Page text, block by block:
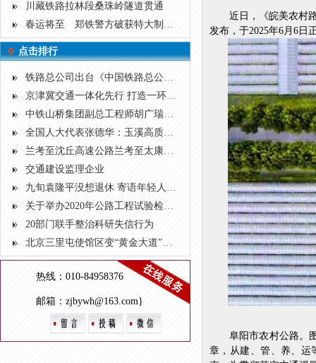
川藏铁路拉林段桑珠岭隧道贯通
春运将至 郑铁警方破获特大制贩假火车票案
点击排行
铁路总公司出台《中国铁路总公司关于规范非控股合资铁路建设项目管理的指导意见》
京津冀交通一体化先行 打造一环六射公路大通道
中铁山桥集团副总工程师胡广瑞荣获“十大桥梁人物”称号
全国人大代表张德华：玉溪高质量发展的基础在交通
兰考至沈丘高速公路兰考至太康段环境影响评价第一次公示
交通建设监理企业
九旬袁隆平没想退休 寄语年轻人：向前看不要向钱看
关于举办2020年公路工程试验检测专业技术人员 职业资格考前培训（精讲班）的通知
20部门联手整治科研失信行为
北京三里屯使馆区变“黄金大道” 最美秋景一定来这里看
热线：010-84958376
邮箱：zjbywh@163.com}
近日，《皖美农村
发布，于2025年6月6日
阜阳市农村公路。
章，从建、管、养、运